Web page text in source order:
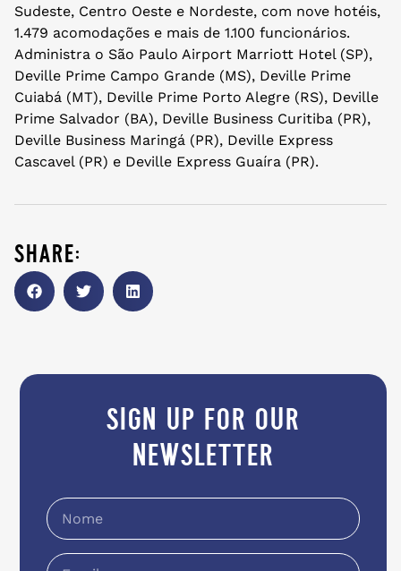
Sudeste, Centro Oeste e Nordeste, com nove hotéis,
1.479 acomodações e mais de 1.100 funcionários.
Administra o São Paulo Airport Marriott Hotel (SP),
Deville Prime Campo Grande (MS), Deville Prime
Cuiabá (MT), Deville Prime Porto Alegre (RS), Deville
Prime Salvador (BA), Deville Business Curitiba (PR),
Deville Business Maringá (PR), Deville Express
Cascavel (PR) e Deville Express Guaíra (PR).
share:
sign up for our
newsletter